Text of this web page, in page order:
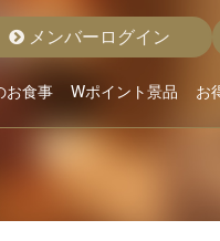
メンバーログイン
お食事
ニュー
Wポイント景品 お